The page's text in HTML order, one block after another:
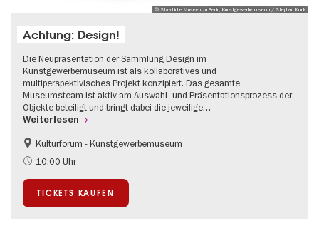
© Staatliche Museen zu Berlin, Kunstgewerbemuseum / Stephan Klonk
Achtung: Design!
Die Neupräsentation der Sammlung Design im
Kunstgewerbemuseum ist als kollaboratives und
multiperspektivisches Projekt konzipiert. Das gesamte
Museumsteam ist aktiv am Auswahl- und Präsentationsprozess der
Objekte beteiligt und bringt dabei die jeweilige…
Weiterlesen
Mode und Design
Kulturforum - Kunstgewerbemuseum
10:00 Uhr
TICKETS KAUFEN